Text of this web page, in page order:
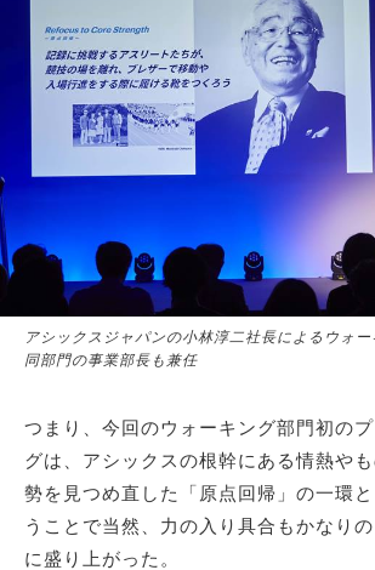
アシックスジャパンの小林淳二社長によるウォー
同部門の事業部長も兼任
つまり、今回のウォーキング部門初の
グは、アシックスの根幹にある情熱や
勢を見つめ直した「原点回帰」の一環
うことで当然、力の入り具合もかなり
に盛り上がった。